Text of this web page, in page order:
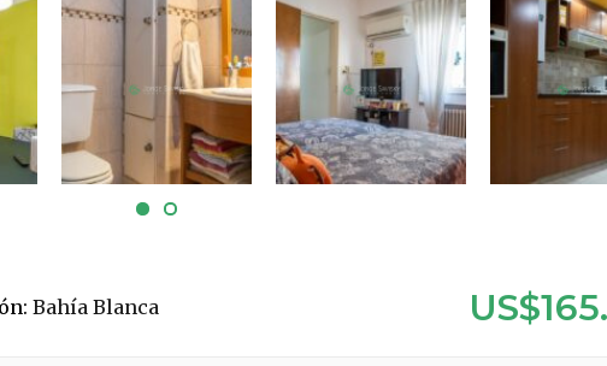
Bahía Blanca